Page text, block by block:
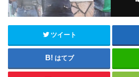
ツイート
はてブ